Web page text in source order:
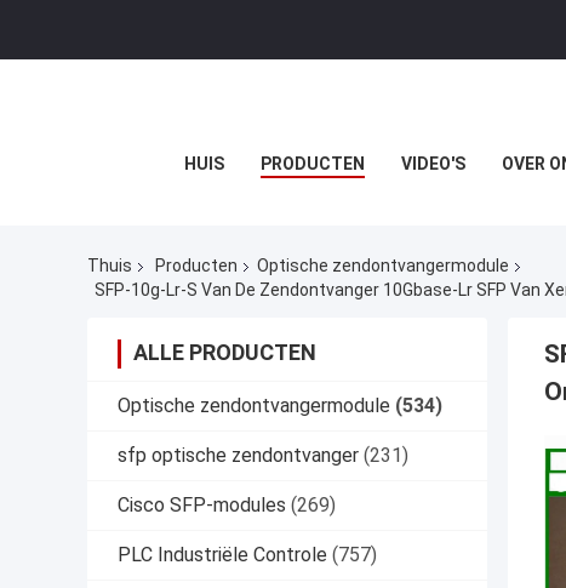
HUIS PRODUCTEN VIDEO'S OVER
Thuis Producten
Optische zendontvangermodule
SFP-10g-Lr-S Van De Zendontvanger 10Gbase-Lr SFP Van
ALLE PRODUCTEN
Optische zendontvangermodule (534)
sfp optische zendontvanger (231)
Cisco SFP-modules (269)
PLC Industriële Controle (757)